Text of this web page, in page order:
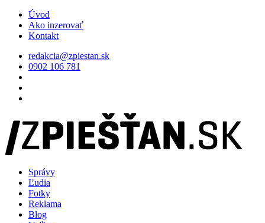
Úvod
Ako inzerovať
Kontakt
redakcia@zpiestan.sk
0902 106 781
Správy
Ľudia
Fotky
Reklama
Blog